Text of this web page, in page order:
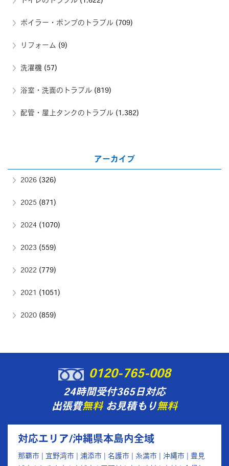
ボイラー・ポンプのトラブル (709)
リフォーム (9)
洗濯機 (57)
浴室・洗面のトラブル (819)
配管・屋上タンクのトラブル (1,382)
アーカイブ
2026 (326)
2025 (871)
2024 (1070)
2023 (559)
2022 (779)
2021 (1051)
2020 (859)
0120-765-008
24時間受付365日対応
出張費無料お見積もり無料
対応エリア/沖縄県本島内全域
那覇市 | 宜野湾市 | 浦添市 | 名護市 | 糸満市 | 沖縄市 | 豊見